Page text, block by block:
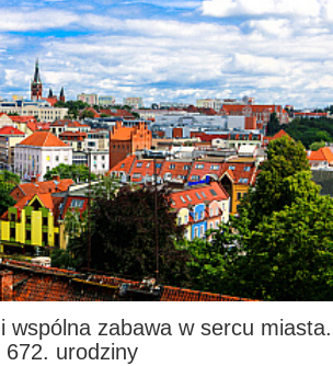
wspólna zabawa w sercu miasta.
672. urodziny